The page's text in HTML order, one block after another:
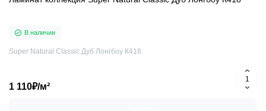
В наличии
Super Natural Classic Дуб Лонгбоу К418
1 110₽/м²